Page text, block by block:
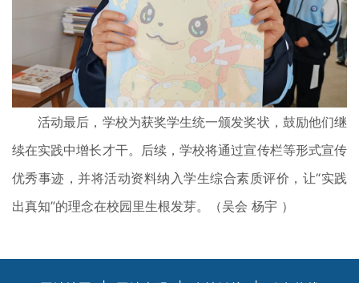
活动最后，学校为获奖学生统一颁发奖状，鼓励他们继
续在实践中增长才干。后续，学校将通过宣传栏等形式宣传
优秀事迹，并将活动资料纳入学生综合素质评价，让“实践
出真知”的理念在校园里生根发芽。（吴会 杨宇 ）